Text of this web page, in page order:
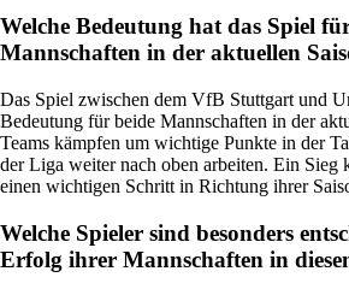
Welche Bedeutung hat das Spiel
Mannschaften in der aktuellen
Das Spiel zwischen dem VfB Stuttgart und
Bedeutung für beide Mannschaften in der
Teams kämpfen um wichtige Punkte in der
der Liga weiter nach oben arbeiten. Ein Sieg
einen wichtigen Schritt in Richtung ihrer
Welche Spieler sind besonders
Erfolg ihrer Mannschaften in